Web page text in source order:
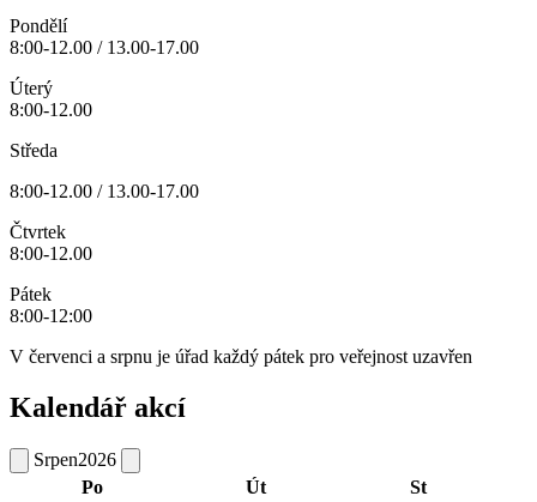
Pondělí
8:00-12.00 / 13.00-17.00
Úterý
8:00-12.00
Středa
8:00-12.00 / 13.00-17.00
Čtvrtek
8:00-12.00
Pátek
8:00-12:00
V červenci a srpnu je úřad každý pátek pro veřejnost uzavřen
Kalendář akcí
Srpen2026
Po
Út
St